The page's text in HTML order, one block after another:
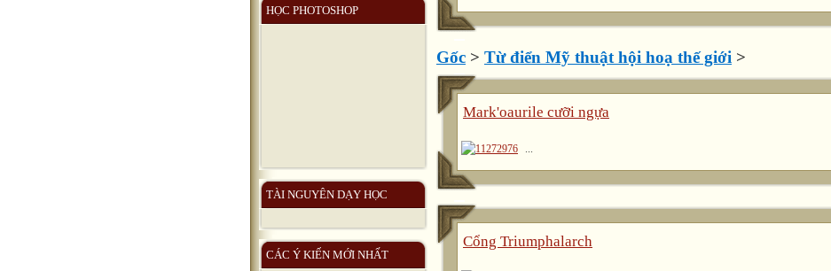
HỌC PHOTOSHOP
TÀI NGUYÊN DẠY HỌC
CÁC Ý KIẾN MỚI NHẤT
Gốc > Từ điển Mỹ thuật hội hoạ thế giới >
Mark'oaurile cưỡi ngựa
...
Cổng Triumphalarch